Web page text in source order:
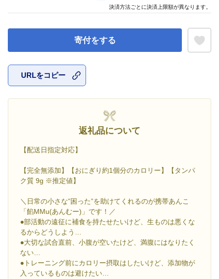
寄付をする
URLをコピー
返礼品について
【配送日指定対応】
【完全無添加】【おにぎり約1個分のカロリー】【タンパ
ク質 9g ※推定値】
＼日常の小さな”困った”を助けてくれるのが携帯あんこ
「餡MMu(あんむー)」です！／
●部活動の遠征に補食を持たせたいけど、生ものは悪くな
るからどうしよう…
●大切な試合直前、小腹が空いたけど、満腹にはなりたく
ない…
●トレーニング前にカロリー摂取はしたいけど、添加物が
入っているものは避けたい…
決済方法ごとに決済上限額が異なります。